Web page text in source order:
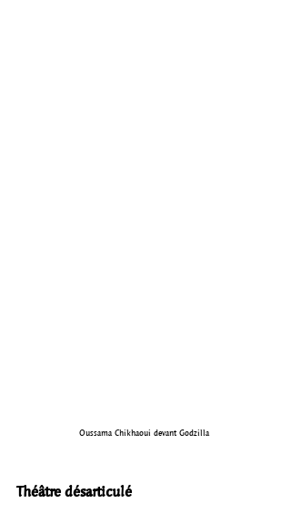
Oussama Chikhaoui devant Godzilla
Théâtre désarticulé